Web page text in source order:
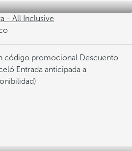
- All Inclusive
código promocional Descuento
Entrada anticipada a